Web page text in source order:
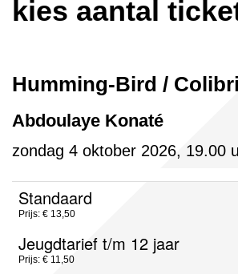
kies aantal
Humming-Bird / Colibri
Abdoulaye Konaté
zondag 4 oktober 2026, 19.00
Standaard
Prijs: € 13,50
Jeugdtarief t/m 12 jaar
Prijs: € 11,50